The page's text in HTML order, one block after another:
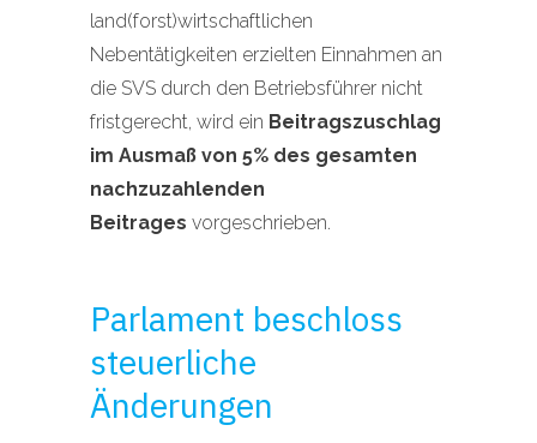
land(forst)wirtschaftlichen
Nebentätigkeiten erzielten Einnahmen an
die SVS durch den Betriebsführer nicht
fristgerecht, wird ein Beitragszuschlag
im Ausmaß von 5% des gesamten
nachzuzahlenden
Beitrages vorgeschrieben.
Parlament beschloss
steuerliche
Änderungen